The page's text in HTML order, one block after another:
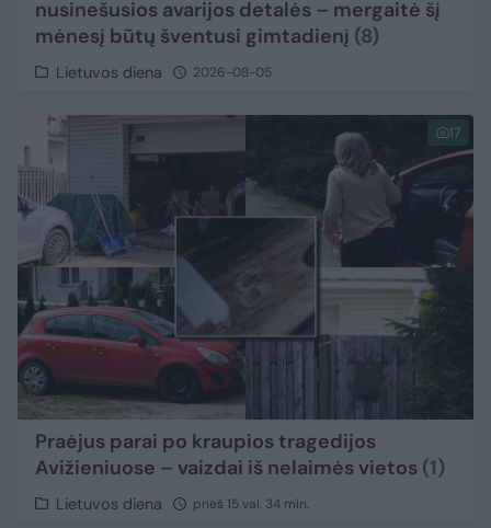
nusinešusios avarijos detalės – mergaitė šį
mėnesį būtų šventusi gimtadienį (8)
Lietuvos diena 2026-08-05
17
Praėjus parai po kraupios tragedijos
Avižieniuose – vaizdai iš nelaimės vietos (1)
Lietuvos diena prieš 15 val. 34 min.